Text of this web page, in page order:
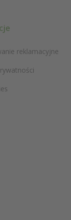
reklamacyjne